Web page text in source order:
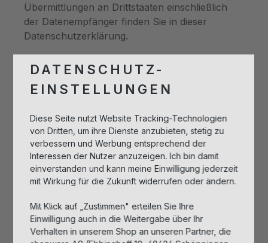
Übermittlungen an Drittstaaten einschließlich
der Datenempfänger finden Sie in dieser
Datenschutzerklärung.
Empfänger von personenbezogenen Daten
wir mit verschiedenen externen Stellen
Übermittlung von personenbezogenen Daten
an diese externen Stellen erforderlich. Wir
geben personenbezogene Daten nur dann an
externe Stellen weiter, wenn dies im Rahmen
einer Vertragserfüllung erforderlich ist, wenn
Weitergabe von Daten an Steuerbehörden),
wenn wir ein berechtigtes Interesse nach Art. 6
Abs. 1 lit. f DSGVO an der Weitergabe haben
DATENSCHUTZ-
EINSTELLUNGEN
Diese Seite nutzt Website Tracking-Technologien
von Dritten, um ihre Dienste anzubieten, stetig zu
verbessern und Werbung entsprechend der
Interessen der Nutzer anzuzeigen. Ich bin damit
einverstanden und kann meine Einwilligung jederzeit
mit Wirkung für die Zukunft widerrufen oder ändern.
Mit Klick auf „Zustimmen" erteilen Sie Ihre
Einwilligung auch in die Weitergabe über Ihr
Verhalten in unserem Shop an unseren Partner, die